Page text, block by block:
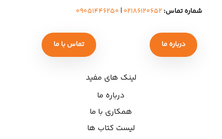
شماره تماس: ۰۲۱۸۶۱۲۰۶۵۲| ۰۹۰۵۱۴۴۶۲۵۰
درباره ما تماس با ما
لینک های مفید
درباره ما
همکاری با ما
لیست کتاب ها